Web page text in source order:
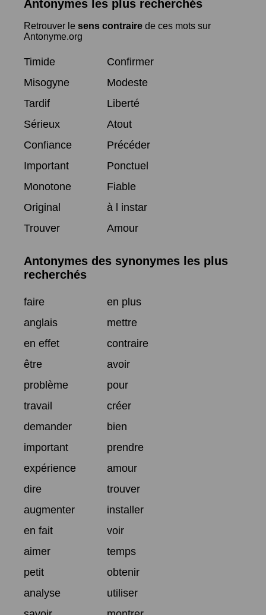
Antonymes les plus recherchés
Retrouver le sens contraire de ces mots sur
Antonyme.org
Timide
Confirmer
Misogyne
Modeste
Tardif
Liberté
Sérieux
Atout
Confiance
Précéder
Important
Ponctuel
Monotone
Fiable
Original
à l instar
Trouver
Amour
Antonymes des synonymes les plus
recherchés
faire
en plus
anglais
mettre
en effet
contraire
être
avoir
problème
pour
travail
créer
demander
bien
important
prendre
expérience
amour
dire
trouver
augmenter
installer
en fait
voir
aimer
temps
petit
obtenir
analyse
utiliser